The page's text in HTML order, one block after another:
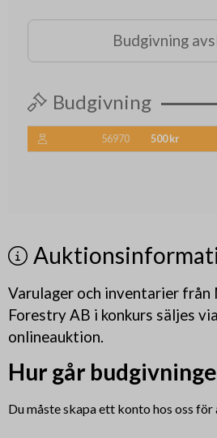
Budgivning
Budgivning
56970 500 kr
Varulager och inventarier från
Forestry AB i konkurs säljes
onlineauktion.
Hur går
Du måste skapa ett konto hos oss